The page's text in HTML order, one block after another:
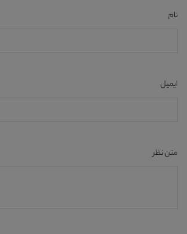
نام
ایمیل
متن نظر